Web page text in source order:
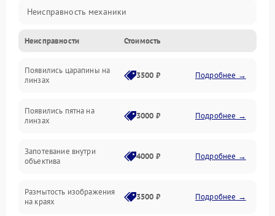
Неисправность механики
Неисправность электроники (если объектив с мотором/
Прочие неисправности
Неисправности Стоимость
Появились царапины на
линзах
3500 ₽ Подробнее →
Появились пятна на
линзах
3000 ₽ Подробнее →
Запотевание внутри
объектива
4000 ₽ Подробнее →
Размытость изображения
на краях
3500 ₽ Подробнее →